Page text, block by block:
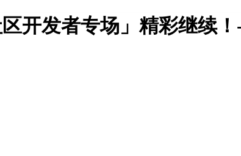
开发者专场」精彩继续